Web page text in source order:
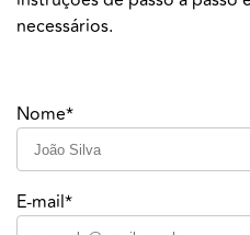
necessários.
Nome*
E-mail*